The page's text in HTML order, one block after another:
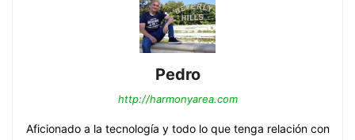
Pedro
http://harmonyarea.com
Aficionado a la tecnología y todo lo que tenga relación con